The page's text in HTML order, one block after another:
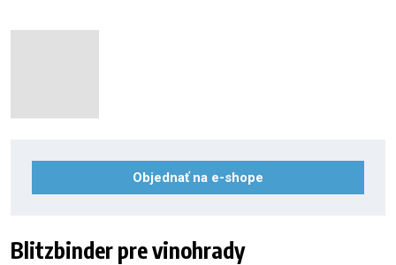
Objednať na e-shope
Blitzbinder pre vinohrady